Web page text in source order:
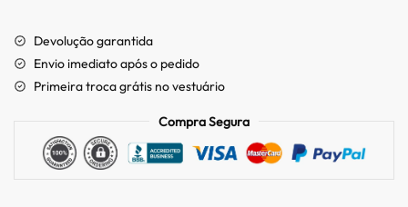
Devolução garantida
Envio imediato após o pedido
Primeira troca grátis no vestuário
Compra Segura